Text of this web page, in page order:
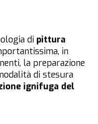
di pittura
in
la preparazione
di stesura
ignifuga del